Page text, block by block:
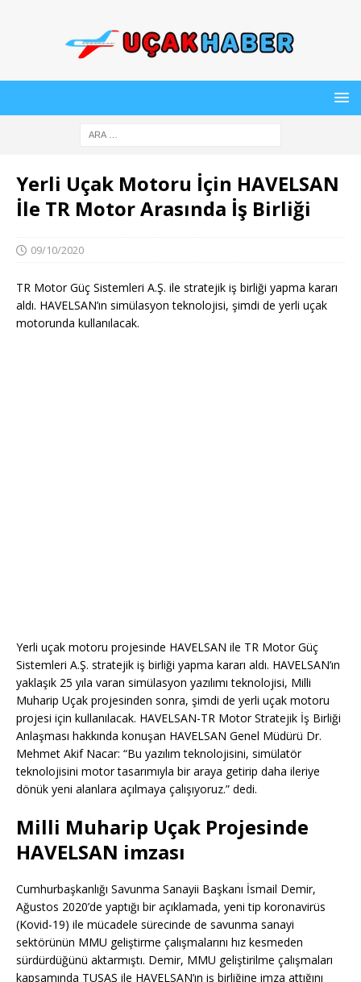
Yerli Uçak Motoru İçin HAVELSAN
İle TR Motor Arasında İş Birliği
09/10/2020
TR Motor Güç Sistemleri A.Ş. ile stratejik iş birliği yapma kararı
aldı. HAVELSAN’ın simülasyon teknolojisi, şimdi de yerli uçak
motorunda kullanılacak.
Yerli uçak motoru projesinde HAVELSAN ile TR Motor Güç
Sistemleri A.Ş. stratejik iş birliği yapma kararı aldı. HAVELSAN’ın
yaklaşık 25 yıla varan simülasyon yazılımı teknolojisi, Milli
Muharip Uçak projesinden sonra, şimdi de yerli uçak motoru
projesi için kullanılacak. HAVELSAN-TR Motor Stratejik İş Birliği
Anlaşması hakkında konuşan HAVELSAN Genel Müdürü Dr.
Mehmet Akif Nacar: “Bu yazılım teknolojisini, simülatör
teknolojisini motor tasarımıyla bir araya getirip daha ileriye
dönük yeni alanlara açılmaya çalışıyoruz.” dedi.
Milli Muharip Uçak Projesinde
HAVELSAN imzası
Cumhurbaşkanlığı Savunma Sanayii Başkanı İsmail Demir,
Ağustos 2020’de yaptığı bir açıklamada, yeni tip koronavirüs
(Kovid-19) ile mücadele sürecinde de savunma sanayi
sektörünün MMU geliştirme çalışmalarını hız kesmeden
sürdürdüğünü aktarmıştı. Demir, MMU geliştirilme çalışmaları
kapsamında TUSAŞ ile HAVELSAN’ın iş birliğine imza attığını